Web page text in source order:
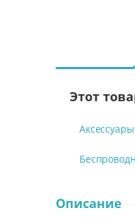
Этот
Описание